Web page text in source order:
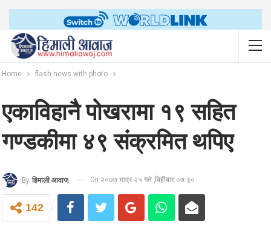
Home flash news with photo
एकाविहानै पोखरामा १९ सहित
गण्डकीमा ४९ संक्रमित थपिए
By हिमाली आवाज On २०७७ भाद्र २५ गते ,बिहीबार ०७:३०
142